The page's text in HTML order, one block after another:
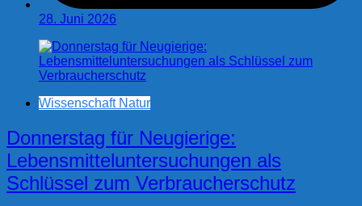
28. Juni 2026
Wissenschaft Natur
Donnerstag für Neugierige:
Lebensmitteluntersuchungen als
Schlüssel zum Verbraucherschutz